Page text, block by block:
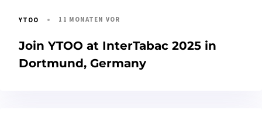
YTOO 11 MONATEN VOR
Join YTOO at InterTabac 2025 in
Dortmund, Germany